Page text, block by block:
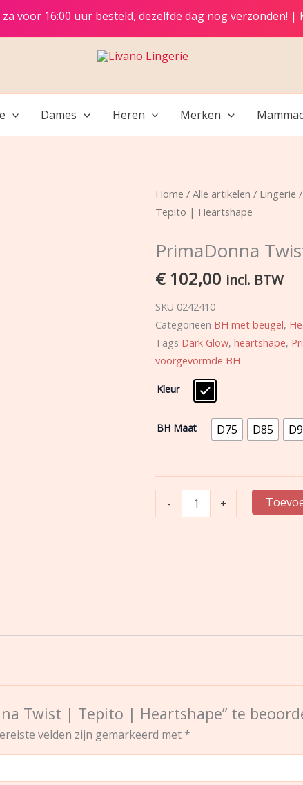
voor 16:00 uur besteld, dezelfde dag nog verzonden!
Dames Heren Merken
Home / Alle artikelen / Lingerie
Tepito | Heartshape
PrimaDonna
€102,00 incl. BTW
SKU 0242410
Categorieën BH met beugel,
Tags Dark Glow, heartshape,
voorgevormde BH
Kleur
BH Maat D75 D85
-
PrimaDonna
Tepito
+
Twist | Tepito | Heartshape” te
velden zijn gemarkeerd met *